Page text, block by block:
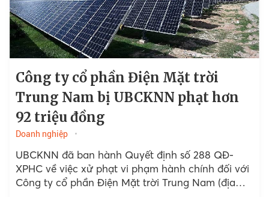
Công ty cổ phần Điện Mặt trời
Trung Nam bị UBCKNN phạt hơn
92 triệu đồng
Doanh nghiệp
UBCKNN đã ban hành Quyết định số 288 QĐ-
XPHC về việc xử phạt vi phạm hành chính đối với
Công ty cổ phần Điện Mặt trời Trung Nam (địa